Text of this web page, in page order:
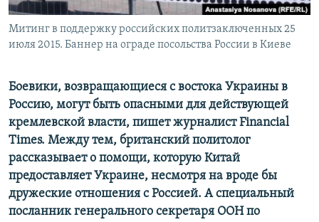
УКРАИНСКАЯ ПРОБЛЕМА КРЫМА
Все сайты RFE/RL
Митинг в поддержку российских политзаключенных 25
июля 2015. Баннер на ограде посольства России в Киеве
Боевики, возвращающиеся с востока Украины в
Россию, могут быть опасными для действующей
кремлевской власти, пишет журналист Financial
Times. Между тем, британский политолог
рассказывает о помощи, которую Китай
предоставляет Украине, несмотря на вроде бы
дружеские отношения с Россией. А специальный
посланник генерального секретаря ООН по